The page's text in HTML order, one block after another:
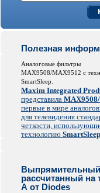
Полезная
Аналоговые фильтры
MAX9508/MAX9512 с
SmartSleep.
Maxim Integrated
представила
первые в мире
для телевидения
четкости,
технологию SmartSleep
рассчитанный на
А от Diodes